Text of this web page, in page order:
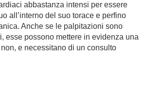
abbastanza intensi per essere
all’interno del suo torace e perfino
Anche se le palpitazioni sono
esse possono mettere in evidenza una
e necessitano di un consulto